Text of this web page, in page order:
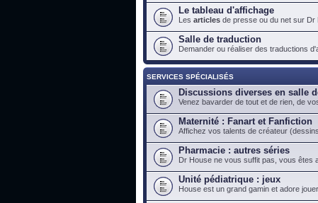
Le tableau d'affichage
Les articles de presse ou du net sur Dr
Salle de traduction
Demander ou réaliser des traductions
SERVICES SPÉCIALISÉS
Discussions diverses en salle
Venez bavarder de tout et de rien, de
Maternité : Fanart et Fanfiction
Affichez vos talents de créateur
Pharmacie : autres séries
Dr House ne vous suffit pas, vous êtes
Unité pédiatrique : jeux
House est un grand gamin et adore